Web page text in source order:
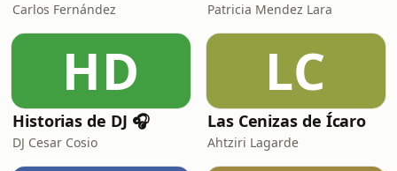
Carlos Fernández Patricia Mendez Lara
HD
Historias de DJ 🎧
DJ Cesar Cosio
LC
Las Cenizas de Ícaro
Ahtziri Lagarde